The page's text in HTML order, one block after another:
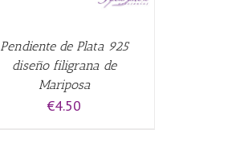
Pendiente de Plata 925
diseño filigrana de
Mariposa
€4.50